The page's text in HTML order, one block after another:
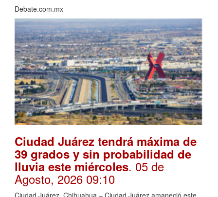
Debate.com.mx
Ciudad Juárez tendrá máxima de
39 grados y sin probabilidad de
lluvia este miércoles. 05 de
Agosto, 2026 09:10
Ciudad Juárez, Chihuahua.– Ciudad Juárez amaneció este